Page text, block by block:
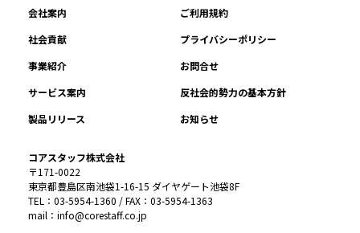
会社案内
ご利用規約
社会貢献
プライバシーポリシー
事業紹介
お問合せ
サービス案内
反社会的勢力の基本方針
製品リリース
お知らせ
コアスタッフ株式会社
〒171-0022
東京都豊島区南池袋1-16-15 ダイヤゲート池袋8F
TEL：03-5954-1360 / FAX：03-5954-1363
mail：info@corestaff.co.jp